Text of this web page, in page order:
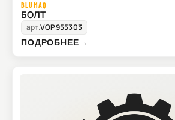
BLUMAQ
БОЛТ
арт.VOP955303
ПОДРОБНЕЕ→